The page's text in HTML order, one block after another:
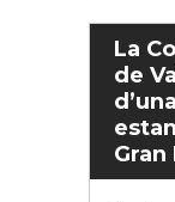
La
de
Gran